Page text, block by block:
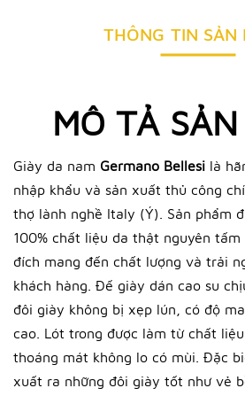
THÔNG TIN SẢN
MÔ TẢ
Giày da nam Germano Bellesi là
nhập khẩu và sản xuất thủ công
thợ lành nghề Italy (Ý). Sản phẩm
100% chất liệu da thật nguyên tấm
đích mang đến chất lượng và trải
khách hàng. Đế giày dán cao su
đôi giày không bị xẹp lún, có độ
cao. Lót trong được làm từ chất
thoáng mát không lo có mùi. Đặc
xuất ra những đôi giày tốt như vẻ